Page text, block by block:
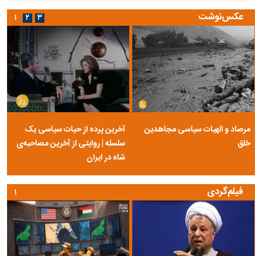
عکس‌نوشت
مرصاد و الهیات سیاسی مجاهدین
خلق
آخرین پرده از حیات سیاسی یک
سلسله | روایتی از آخرین مصاحبه‌ی
شاه در ایران
۱ ۲ ۳
فیلم‌گردی ۱